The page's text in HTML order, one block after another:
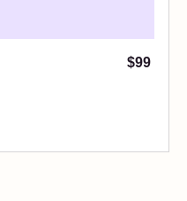
$99